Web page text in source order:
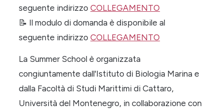
seguente indirizzoCOLLEGAMENTO
📝 Il modulo di domanda è disponibile al
seguente indirizzoCOLLEGAMENTO
La Summer School è organizzata
congiuntamente dall'Istituto di Biologia Marina e
dalla Facoltà di Studi Marittimi di Cattaro,
Università del Montenegro, in collaborazione con